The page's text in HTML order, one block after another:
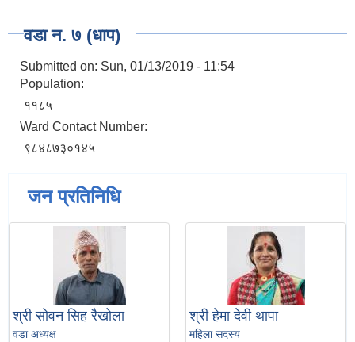
वडा न. ७ (धाप)
Submitted on: Sun, 01/13/2019 - 11:54
Population:
११८५
Ward Contact Number:
९८४८७३०१४५
जन प्रतिनिधि
श्री सोवन सिह रैखोला
वडा अध्यक्ष
श्री हेमा देवी थापा
महिला सदस्य